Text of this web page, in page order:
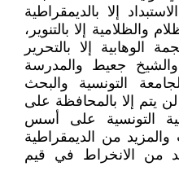
إلا بالديمقراطية
والظلامية إلا بالتنوير،
الوهابية إلا بالتحرير
جعيط والمدرسة
التونسية والبحث
يتم إلا بالمحافظة على
التونسية على أسس
والمزيد من الديمقراطية
من الانخراط في قيم